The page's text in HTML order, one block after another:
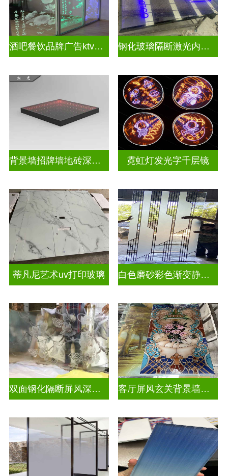
酒吧餐饮品牌广告ktv激光内雕发光艺术玻璃 钢化玻璃隔断激光内雕护栏玻璃
背景墙招牌墙地砖深渊镜 霓虹灯发光字千层镜
蒂凡尼艺术uv打印玻璃 白色磨砂彩色渐变静电玻璃UV打印加工
双面钢化隔断屏风深雕玻璃 客厅屏风玄关背景墙深雕浮雕玻璃